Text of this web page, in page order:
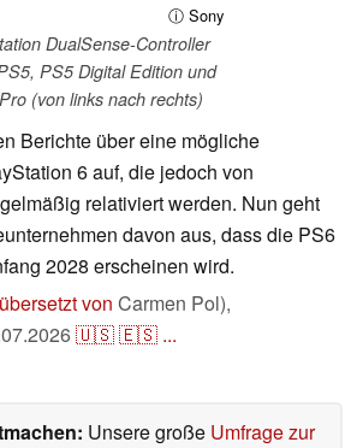
ⓘ Sony
DualSense-Controller
PS5 Digital Edition und
(von links nach rechts)
Berichte über eine mögliche
6 auf, die jedoch von
relativiert werden. Nun geht
davon aus, dass die PS6
2028 erscheinen wird.
übersetzt von Carmen Pol),
🇺🇸🇪🇸 ...
Unsere große Umfrage zur